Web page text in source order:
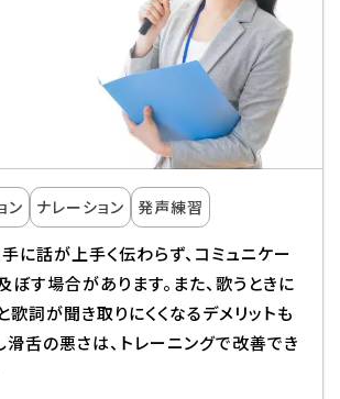
ン ナレーション 発声練習
に話が上手く伝わらず、コミュニケー
ぼす場合があります。また、歌うときに
歌詞が聞き取りにくくなるデメリットも
滑舌の悪さは、トレーニングで改善でき